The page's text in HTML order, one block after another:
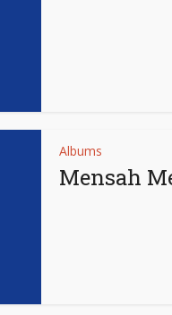
Albums
Mensah